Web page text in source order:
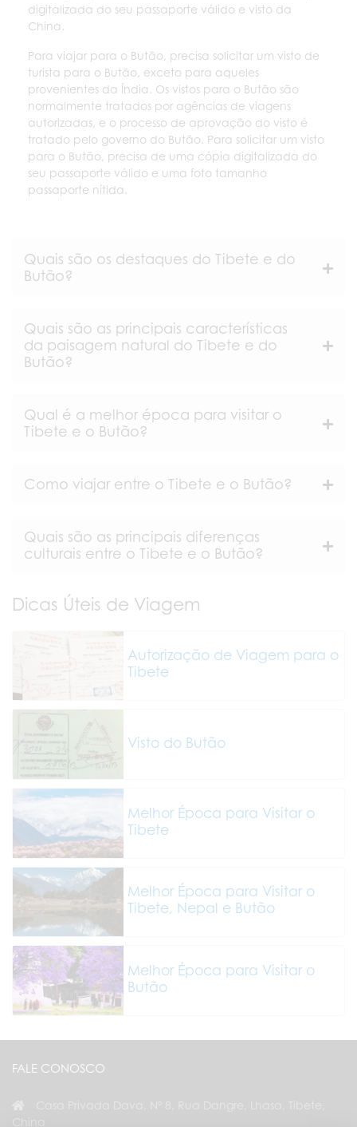
digitalizada do seu passaporte válido e visto da
China.
Para viajar para o Butão, precisa solicitar um visto de
turista para o Butão, exceto para aqueles
provenientes da Índia. Os vistos para o Butão são
normalmente tratados por agências de viagens
autorizadas, e o processo de aprovação do visto é
tratado pelo governo do Butão. Para solicitar um visto
para o Butão, precisa de uma cópia digitalizada do
seu passaporte válido e uma foto tamanho
passaporte nítida.
Quais são os destaques do Tibete e do
Butão?
Quais são as principais características
da paisagem natural do Tibete e do
Butão?
Qual é a melhor época para visitar o
Tibete e o Butão?
Como viajar entre o Tibete e o Butão?
Quais são as principais diferenças
culturais entre o Tibete e o Butão?
Dicas Úteis de Viagem
Autorização de Viagem para o
Tibete
Visto do Butão
Melhor Época para Visitar o
Tibete
Melhor Época para Visitar o
Tibete, Nepal e Butão
Melhor Época para Visitar o
Butão
FALE CONOSCO